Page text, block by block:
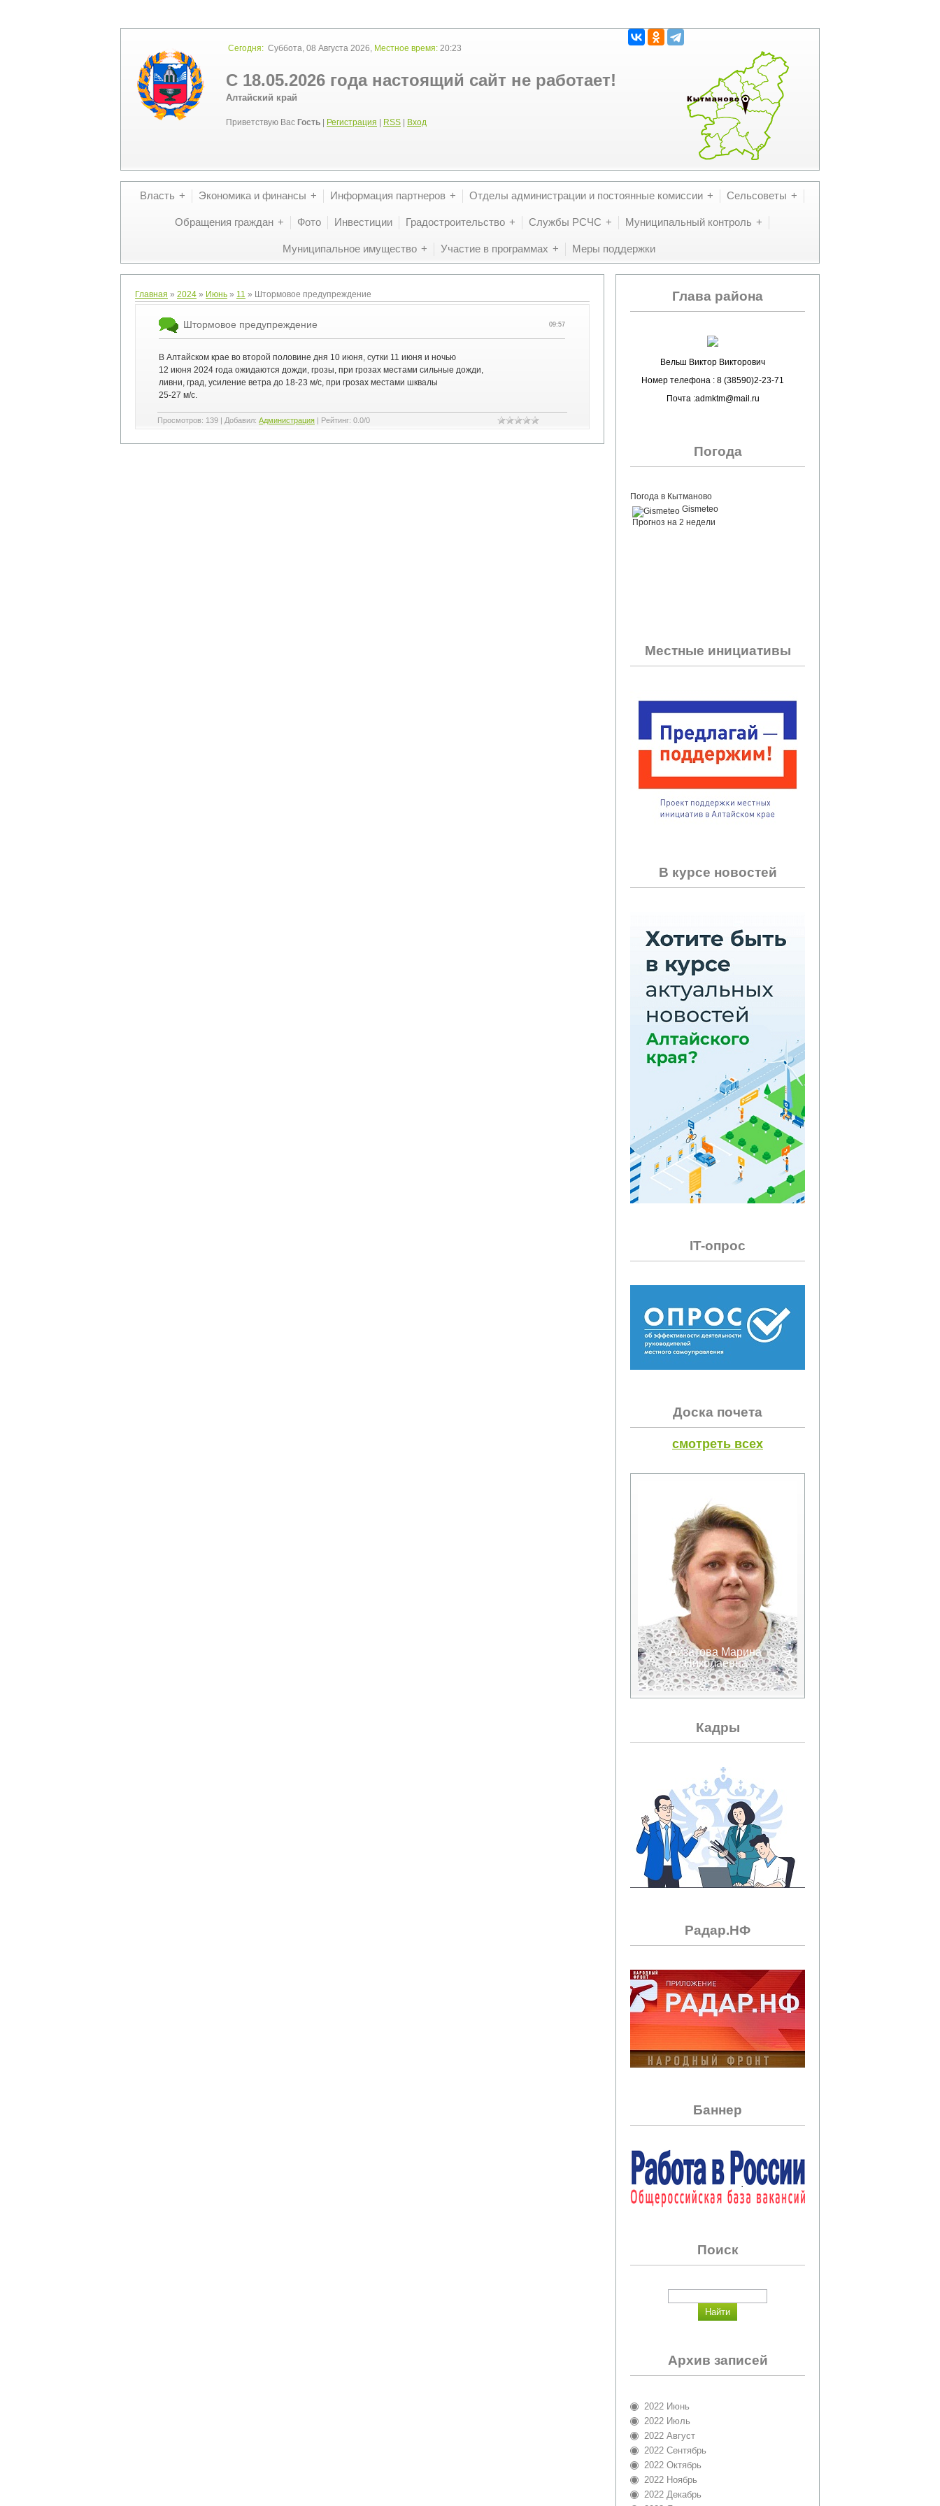
Сегодня: Суббота, 08 Августа 2026, Местное время: 20:23
С 18.05.2026 года настоящий сайт не работает!
Алтайский край
Приветствую Вас Гость Регистрация RSS Вход
Власть Экономика и финансы Информация партнеров Отделы администрации и постоянные комиссии Сельсоветы
Обращения граждан Фото Инвестиции Градостроительство Службы РСЧС Муниципальный контроль
Муниципальное имущество Участие в программах Меры поддержки
Главная » 2024 » Июнь » 11 » Штормовое предупреждение
09:57
Штормовое предупреждение
В Алтайском крае во второй половине дня 10 июня, сутки 11 июня и ночью
12 июня 2024 года ожидаются дожди, грозы, при грозах местами сильные дожди,
ливни, град, усиление ветра до 18-23 м/с, при грозах местами шквалы
25-27 м/с.
Просмотров: 139 | Добавил: Администрация | Рейтинг: 0.0/0
Глава района
Вельш Виктор Викторович
Номер телефона : 8 (38590)2-23-71
Почта :admktm@mail.ru
Погода
Погода в Кытманово
Gismeteo
Прогноз на 2 недели
Местные инициативы
В курсе новостей
IT-опрос
Доска почета
смотреть всех
Айзатова Марина
Николаевна
Кадры
Радар.НФ
Баннер
Поиск
Архив записей
2022 Июнь
2022 Июль
2022 Август
2022 Сентябрь
2022 Октябрь
2022 Ноябрь
2022 Декабрь